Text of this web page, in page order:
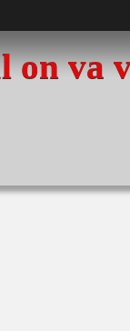
on va